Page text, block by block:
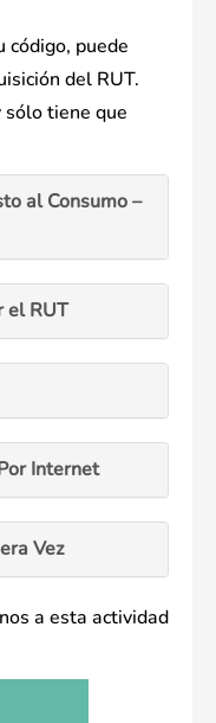
código, puede
del RUT.
tiene que
al Consumo –
el RUT
Internet
Vez
a esta actividad